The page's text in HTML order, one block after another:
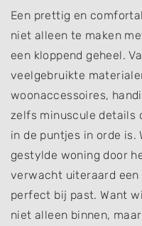
Een prettig en
niet alleen te maken
een kloppend geheel.
veelgebruikte
woonaccessoires,
zelfs minuscule details
in de puntjes in orde is.
gestylde woning door
verwacht uiteraard
perfect bij past. Want
niet alleen binnen,